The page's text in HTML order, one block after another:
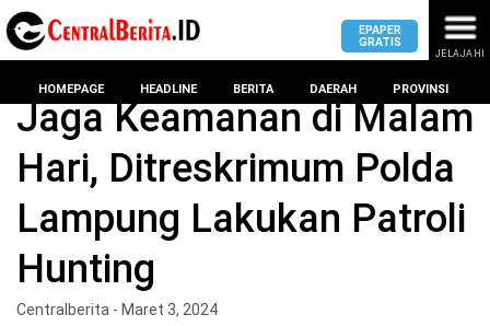
MASUK
KOTA
DPRD
LAMPUNG
EPAPER
GRATIS
JELAJAHI
HOMEPAGE HEADLINE BERITA DAERAH PROVINSI
Jaga Keamanan di Malam
Hari, Ditreskrimum Polda
Lampung Lakukan Patroli
Hunting
Centralberita - Maret 3, 2024